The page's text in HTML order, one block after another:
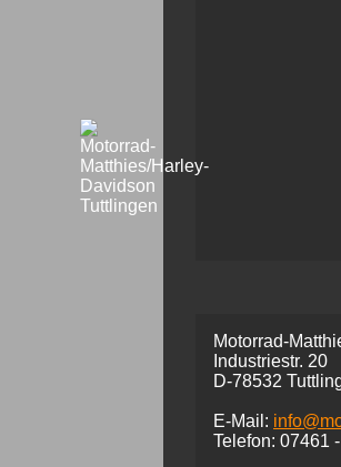
Motorrad-
Industriestr. 20
D-78532
E-Mail:
Telefon: 07461 -